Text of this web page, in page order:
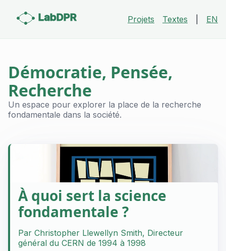
LabDPR Projets Textes EN
Démocratie, Pensée,
Recherche
Un espace pour explorer la place de la recherche
fondamentale dans la société.
À quoi sert la science
fondamentale ?
Par Christopher Llewellyn Smith, Directeur
général du CERN de 1994 à 1998